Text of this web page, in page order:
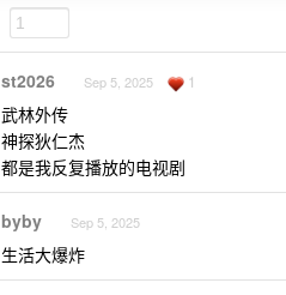
st2026 Sep 5, 2025 1
武林外传
神探狄仁杰
都是我反复播放的电视剧
byby Sep 5, 2025
生活大爆炸